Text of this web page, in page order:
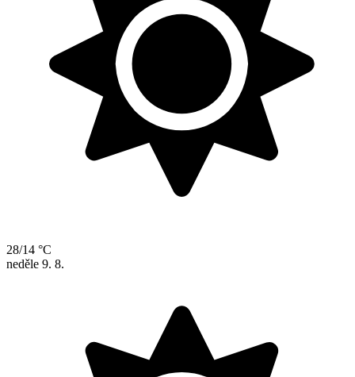
28/14 °C
neděle 9. 8.